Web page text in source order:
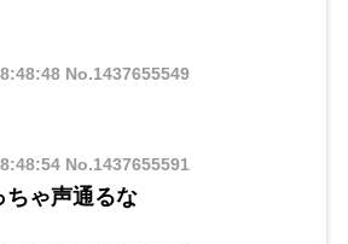
No.1437655549
No.1437655591
ちゃ声通るな